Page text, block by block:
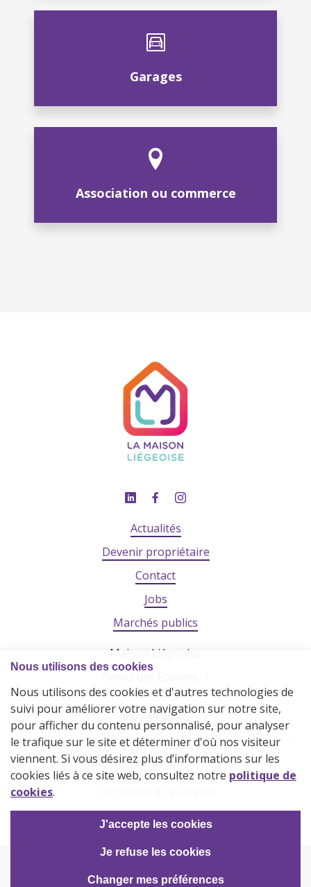
Garages
Association ou commerce
Actualités
Devenir propriétaire
Contact
Jobs
Marchés publics
Maison Liégeoise
4020 Liège
04/349.40.40
Plan du site
Vie privée